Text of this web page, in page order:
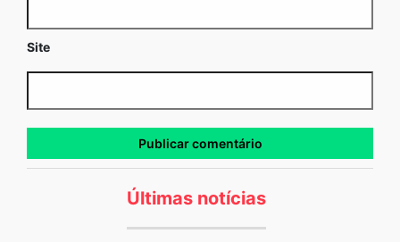
Site
Últimas notícias